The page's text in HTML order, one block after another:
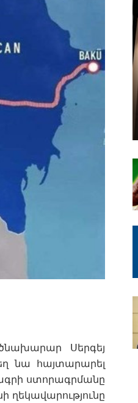
Սերգեյ
նա հայտարարել
ստորագրմանը